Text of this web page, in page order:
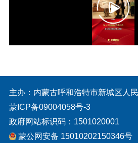
主办：内蒙古呼和浩特市新城区人
蒙ICP备09004058号-3
政府网站标识码：1501020001
蒙公网安备 15010202150346号